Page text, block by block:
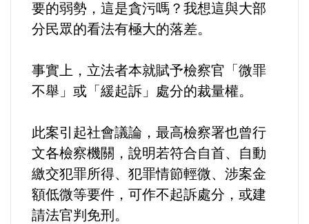
要的弱勢，這是貪污嗎？我想這與大部
分民眾的看法有極大的落差。
事實上，立法者本就賦予檢察官「微罪
不舉」或「緩起訴」處分的裁量權。
此案引起社會議論，最高檢察署也曾行
文各檢察機關，說明若符合自首、自動
繳交犯罪所得、犯罪情節輕微、涉案金
額低微等要件，可作不起訴處分，或建
請法官判免刑。